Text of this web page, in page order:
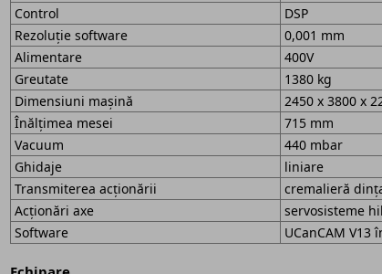
Control
DSP
Rezoluție software
0,001 mm
Alimentare
400V
Greutate
1380 kg
Dimensiuni mașină
2450 x 3800 x
Înălțimea mesei
715 mm
Vacuum
440 mbar
Ghidaje
liniare
Transmiterea acționării
cremalieră
Acționări axe
servosisteme
Software
UCanCAM